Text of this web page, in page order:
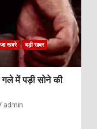
खबरे
बड़ी खबर
गले में पड़ी सोने की
admin